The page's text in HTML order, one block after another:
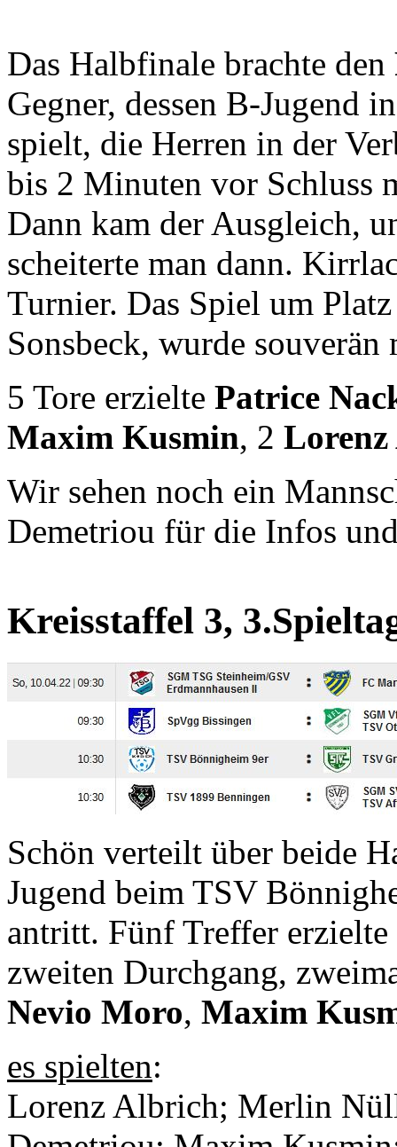
Das Halbfinale brachte den
Gegner, dessen B-Jugend
spielt, die Herren in der
bis 2 Minuten vor Schluss
Dann kam der Ausgleich,
scheiterte man dann.
Turnier. Das Spiel um
Sonsbeck, wurde
5 Tore erzielte Patrice
Maxim Kusmin, 2
Wir sehen noch ein
Demetriou für die Infos
Kreisstaffel 3,
Schön verteilt über beide
Jugend beim TSV
antritt. Fünf Treffer erzielte
zweiten Durchgang,
Nevio Moro, Maxim
es spielten:
Lorenz Albrich; Merlin